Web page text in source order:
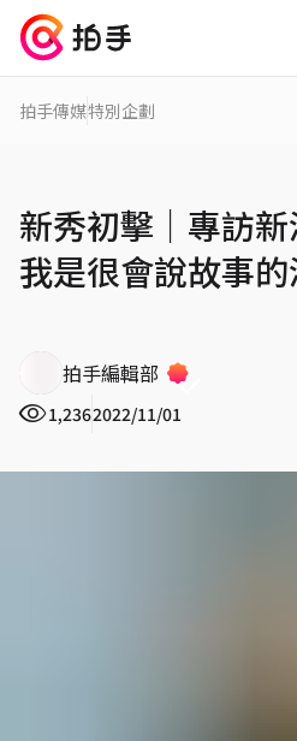
拍手傳媒特別企劃
新秀初擊｜專訪新
我是很會說故事的
拍手編輯部
1,2362022/11/01